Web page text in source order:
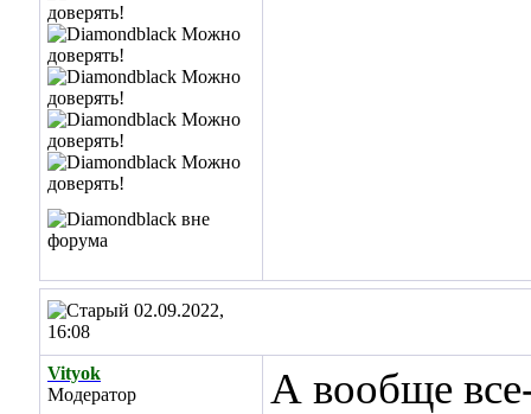
02.09.2022,
16:08
Vityok
Модератор
А вообще